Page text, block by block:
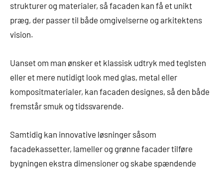
strukturer og materialer, så facaden kan få et unikt
præg, der passer til både omgivelserne og arkitektens
vision.
Uanset om man ønsker et klassisk udtryk med teglsten
eller et mere nutidigt look med glas, metal eller
kompositmaterialer, kan facaden designes, så den både
fremstår smuk og tidssvarende.
Samtidig kan innovative løsninger såsom
facadekassetter, lameller og grønne facader tilføre
bygningen ekstra dimensioner og skabe spændende